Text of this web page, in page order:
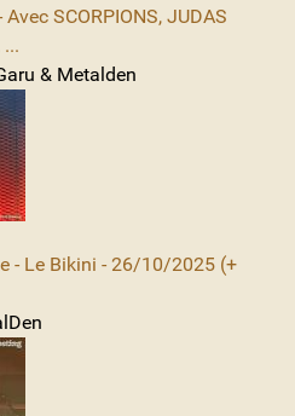
SCORPIONS, JUDAS
...
& Metalden
- Le Bikini - 26/10/2025 (+